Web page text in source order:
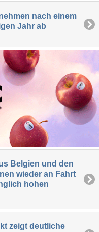
nach einem
Jahr ab
Belgien und den
wieder an Fahrt
hohen
zeigt deutliche